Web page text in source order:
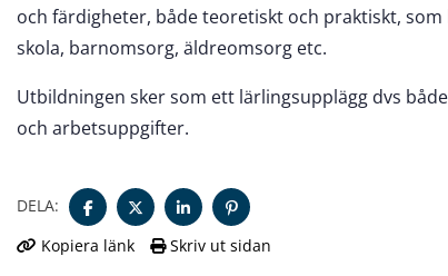
och färdigheter, både teoretiskt och praktiskt,
skola, barnomsorg, äldreomsorg etc.
Utbildningen sker som ett lärlingsupplägg dvs
och arbetsuppgifter.
DELA:
Kopiera länk
Skriv ut sidan